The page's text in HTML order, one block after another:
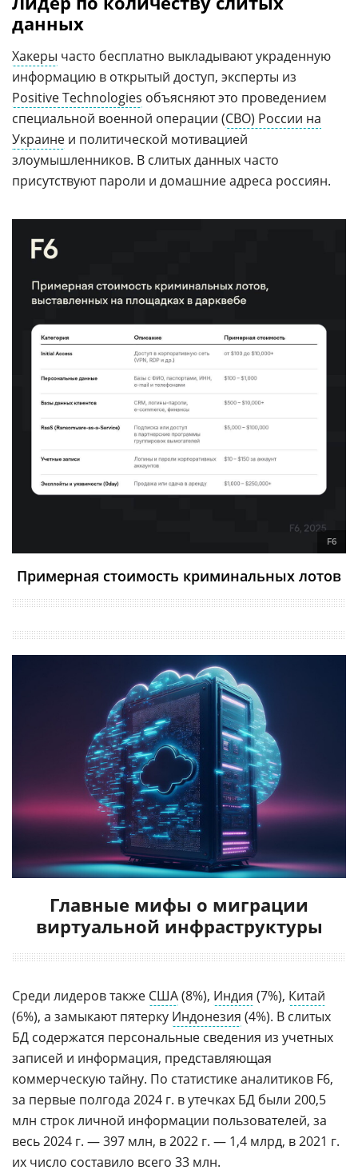
данных
Хакеры часто бесплатно выкладывают украденную
информацию в открытый доступ, эксперты из
Positive Technologies объясняют это проведением
специальной военной операции (СВО) России на
Украине и политической мотивацией
злоумышленников. В слитых данных часто
присутствуют пароли и домашние адреса россиян.
F6
Примерная стоимость криминальных лотов
Главные мифы о миграции
виртуальной инфраструктуры
Среди лидеров также США(8%), Индия (7%), Китай
(6%), а замыкают пятерку Индонезия (4%). В слитых
БД содержатся персональные сведения из учетных
записей и информация, представляющая
коммерческую тайну. По статистике аналитиков F6,
за первые полгода 2024 г. в утечках БД были 200,5
млн строк личной информации пользователей, за
весь 2024 г. — 397 млн, в 2022 г. — 1,4 млрд, в 2021 г.
их число составило всего 33 млн.